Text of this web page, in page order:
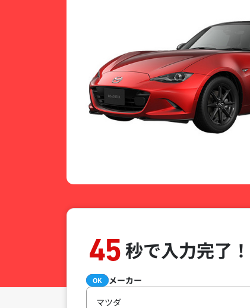
45秒で入力完了！
必須 メーカー
OK
マツダ